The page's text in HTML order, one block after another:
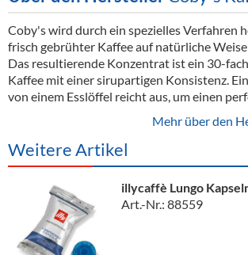
Coby's wird durch ein spezielles Verfahren
frisch gebrühter Kaffee auf natürliche
Das resultierende Konzentrat ist ein 30-
Kaffee mit einer sirupartigen Konsistenz.
von einem Esslöffel reicht aus, um einen
Mehr über den
Weitere Artikel
illycaffè Lungo
Art.-Nr.: 88559